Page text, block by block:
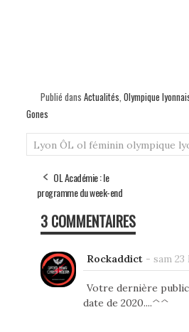
Publié dans Actualités Olympique
Gones
Lyon ÔL ol féminin olympique
OL Académie : le
programme du week-end
3 COMMENTAIRES
Rockaddict- sam 23
Votre dernière
date de 2020....^^